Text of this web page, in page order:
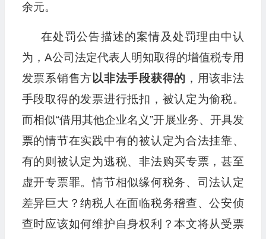
余元。
在处罚公告描述的案情及处罚理由中认
为，A公司法定代表人明知取得的增值税专用
发票系销售方 以非法手段获得的 ，用该非法
手段取得的发票进行抵扣，被认定为偷税。
而相似“借用其他企业名义”开展业务、开具发
票的情节在实践中有的被认定为合法挂靠、
有的则被认定为逃税、非法购买专票，甚至
虚开专票罪。情节相似缘何税务、司法认定
差异巨大？纳税人在面临税务稽查、公安侦
查时应该如何维护自身权利？本文将从受票